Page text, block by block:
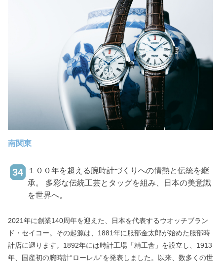
国・地域に商品を発送しており、ユーザーの8割程度が欧米のエリ
ではなく、「文化体験」として届けている点にあります。本記事
では、同社の代表取締役CEO近本あゆみ氏へのインタビューをも
とに、日本文化を世界へ届けるビジネスモデルとその背景、さら
なる挑戦の始まりのストーリーをお届けします。
南関東
34
１００年を超える腕時計づくりへの情熱と伝統を継
承。 多彩な伝統工芸とタッグを組み、日本の美意識
を世界へ。
2021年に創業140周年を迎えた、日本を代表するウオッチブラン
ド・セイコー。その起源は、1881年に服部金太郎が始めた服部時
計店に遡ります。1892年には時計工場「精工舎」を設立し、1913
年、国産初の腕時計“ローレル”を発表しました。以来、数多くの世